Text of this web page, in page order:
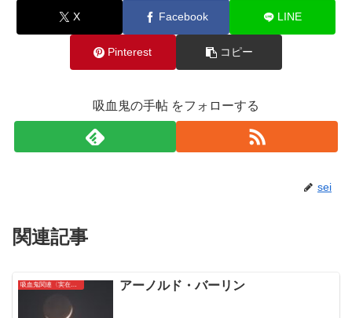
X Facebook LINE
Pinterest コピー
吸血鬼の手帖 をフォローする
sei
関連記事
吸血鬼関連〈実在〉人名簿 アーノルド・バーリン